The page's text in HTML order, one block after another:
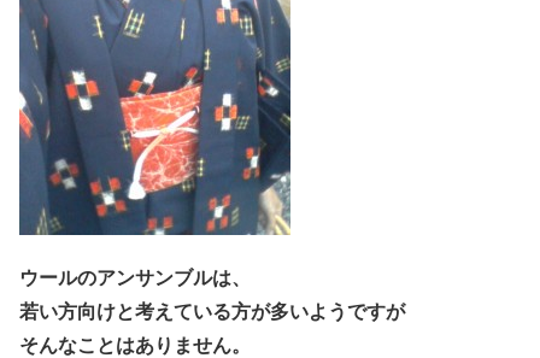
ウールのアンサンブルは、
若い方向けと考えている方が多いようですが
そんなことはありません。